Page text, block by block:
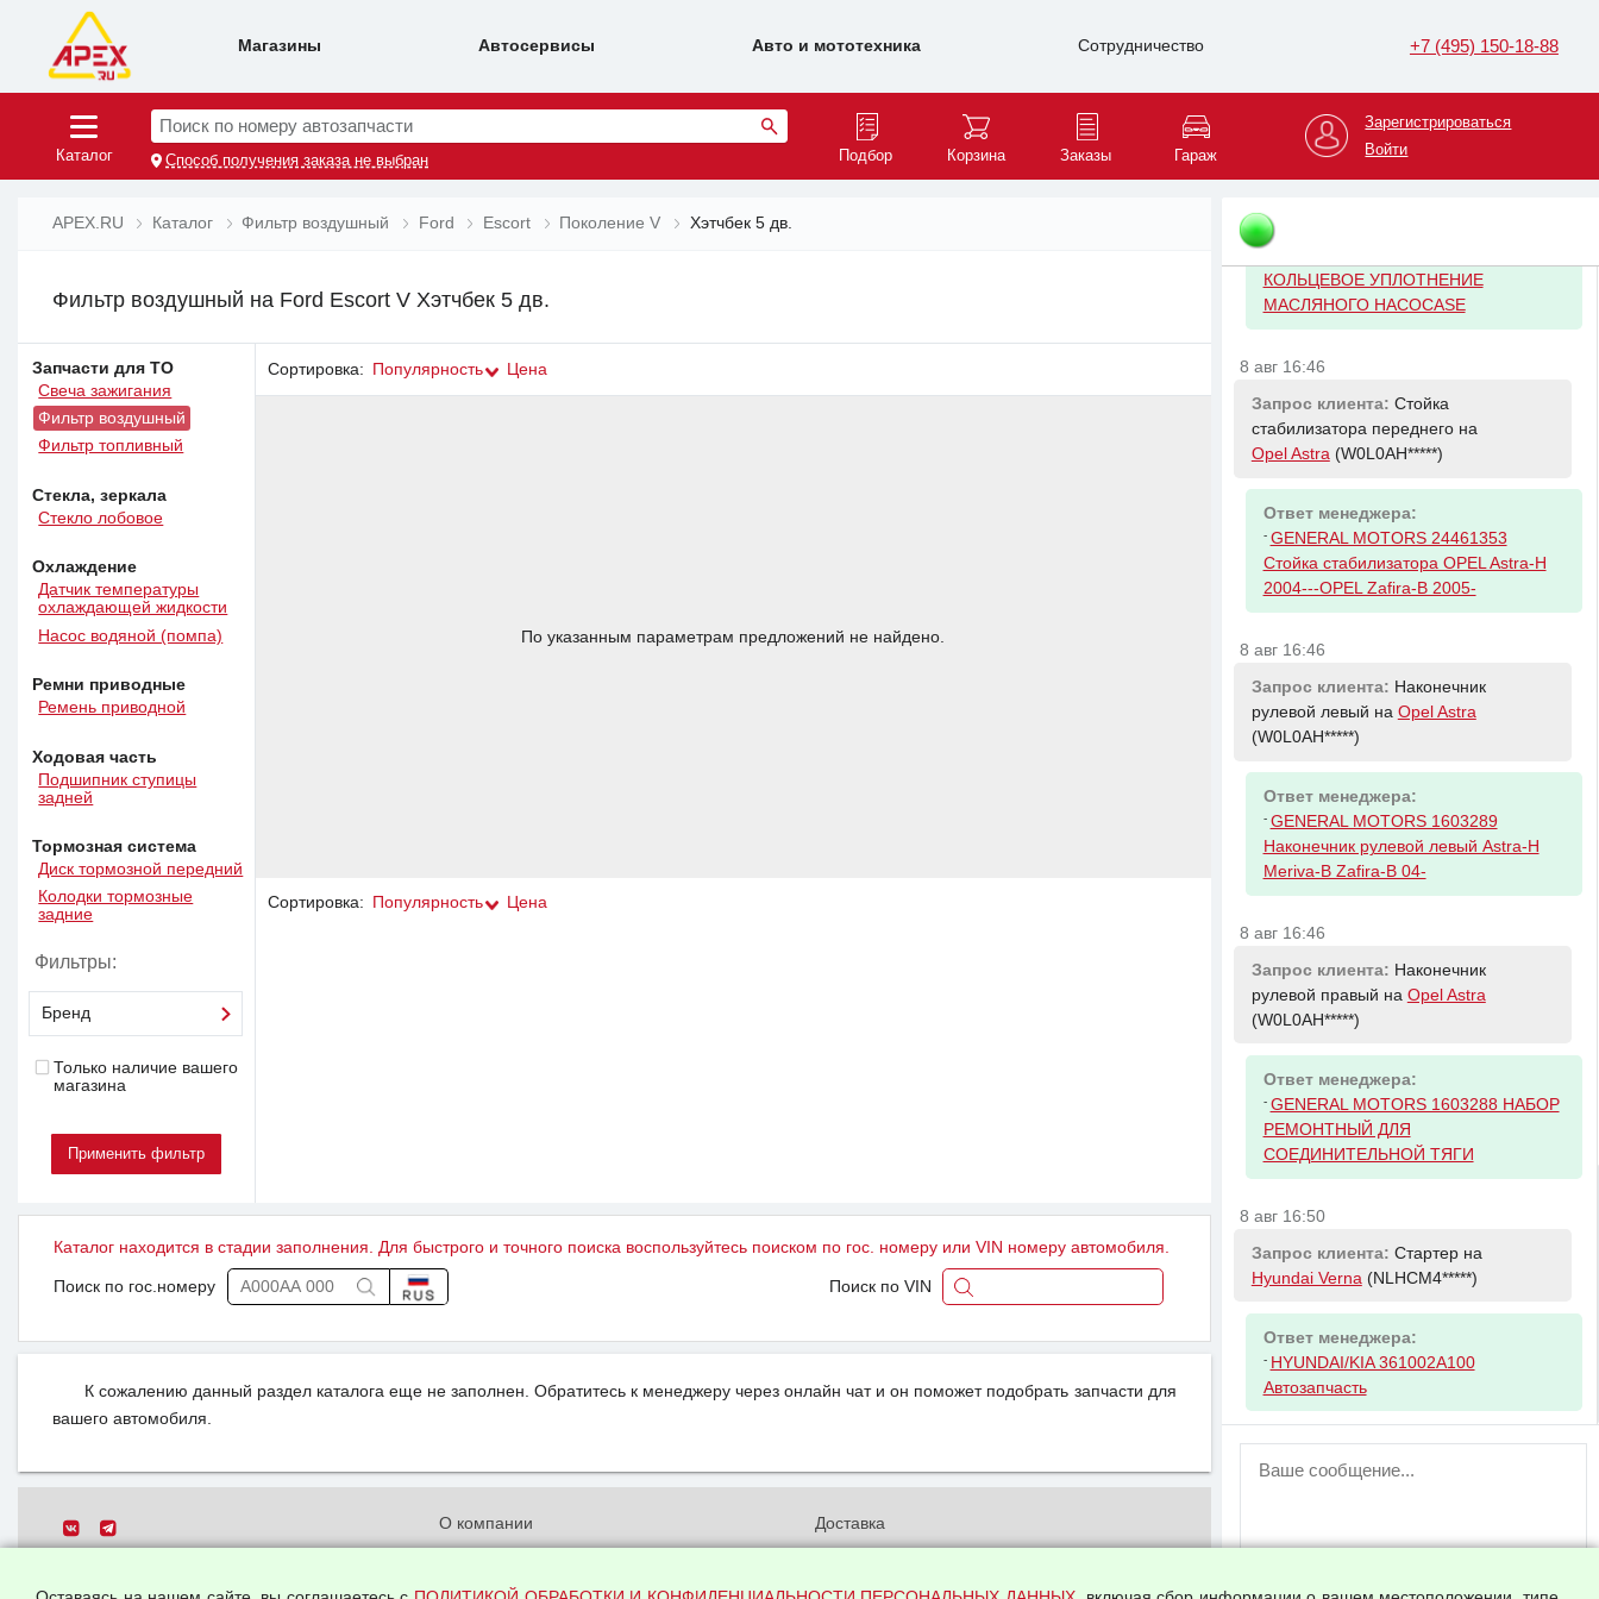
Магазины Автосервисы Авто и мототехника Сотрудничество +7 (495) 150-18-88
Каталог
Поиск по номеру автозапчасти
Способ получения заказа не выбран Подбор Корзина Заказы Гараж
Зарегистрироваться
Войти
APEX.RU Каталог Фильтр воздушный Ford Escort Поколение V Хэтчбек 5 дв.
Фильтр воздушный на Ford Escort V Хэтчбек 5 дв.
Запчасти для ТО
Свеча зажигания
Фильтр воздушный
Фильтр топливный
Стекла, зеркала
Стекло лобовое
Охлаждение
Датчик температуры
охлаждающей жидкости
Насос водяной (помпа)
Ремни приводные
Ремень приводной
Ходовая часть
Подшипник ступицы
задней
Тормозная система
Диск тормозной передний
Колодки тормозные
задние
Фильтры:
Бренд
Только наличие вашего
магазина
Сортировка: Популярность Цена
По указанным параметрам предложений не найдено.
Сортировка: Популярность Цена
Каталог находится в стадии заполнения. Для быстрого и точного поиска воспользуйтесь поиском по гос. номеру или VIN номеру автомобиля.
Поиск по гос.номеру Поиск по VIN
К сожалению данный раздел каталога еще не заполнен. Обратитесь к менеджеру через онлайн чат и он поможет подобрать запчасти для
вашего автомобиля.
О компании
Доставка
Оплата и возвраты
Запрос клиента:Прокладка
масляного насоса на
Ответ менеджера:
-
КОЛЬЦЕВОЕ УПЛОТНЕНИЕ
МАСЛЯНОГО НАСОСАSE
8 авг 16:46
Запрос клиента: Стойка
стабилизатора переднего на
Opel Astra (W0L0AH*****)
Ответ менеджера:
- GENERAL MOTORS 24461353
Стойка стабилизатора OPEL Astra-H
2004---OPEL Zafira-B 2005-
8 авг 16:46
Запрос клиента: Наконечник
рулевой левый на Opel Astra
(W0L0AH*****)
Ответ менеджера:
- GENERAL MOTORS 1603289
Наконечник рулевой левый Astra-H
Meriva-B Zafira-B 04-
8 авг 16:46
Запрос клиента: Наконечник
рулевой правый на Opel Astra
(W0L0AH*****)
Ответ менеджера:
- GENERAL MOTORS 1603288 НАБОР
РЕМОНТНЫЙ ДЛЯ
СОЕДИНИТЕЛЬНОЙ ТЯГИ
8 авг 16:50
Запрос клиента: Стартер на
Hyundai Verna (NLHCM4*****)
Ответ менеджера:
- HYUNDAI/KIA 361002A100
Автозапчасть
ВНИМАНИЕ!
пользователей временно отключена!
аккаунт.